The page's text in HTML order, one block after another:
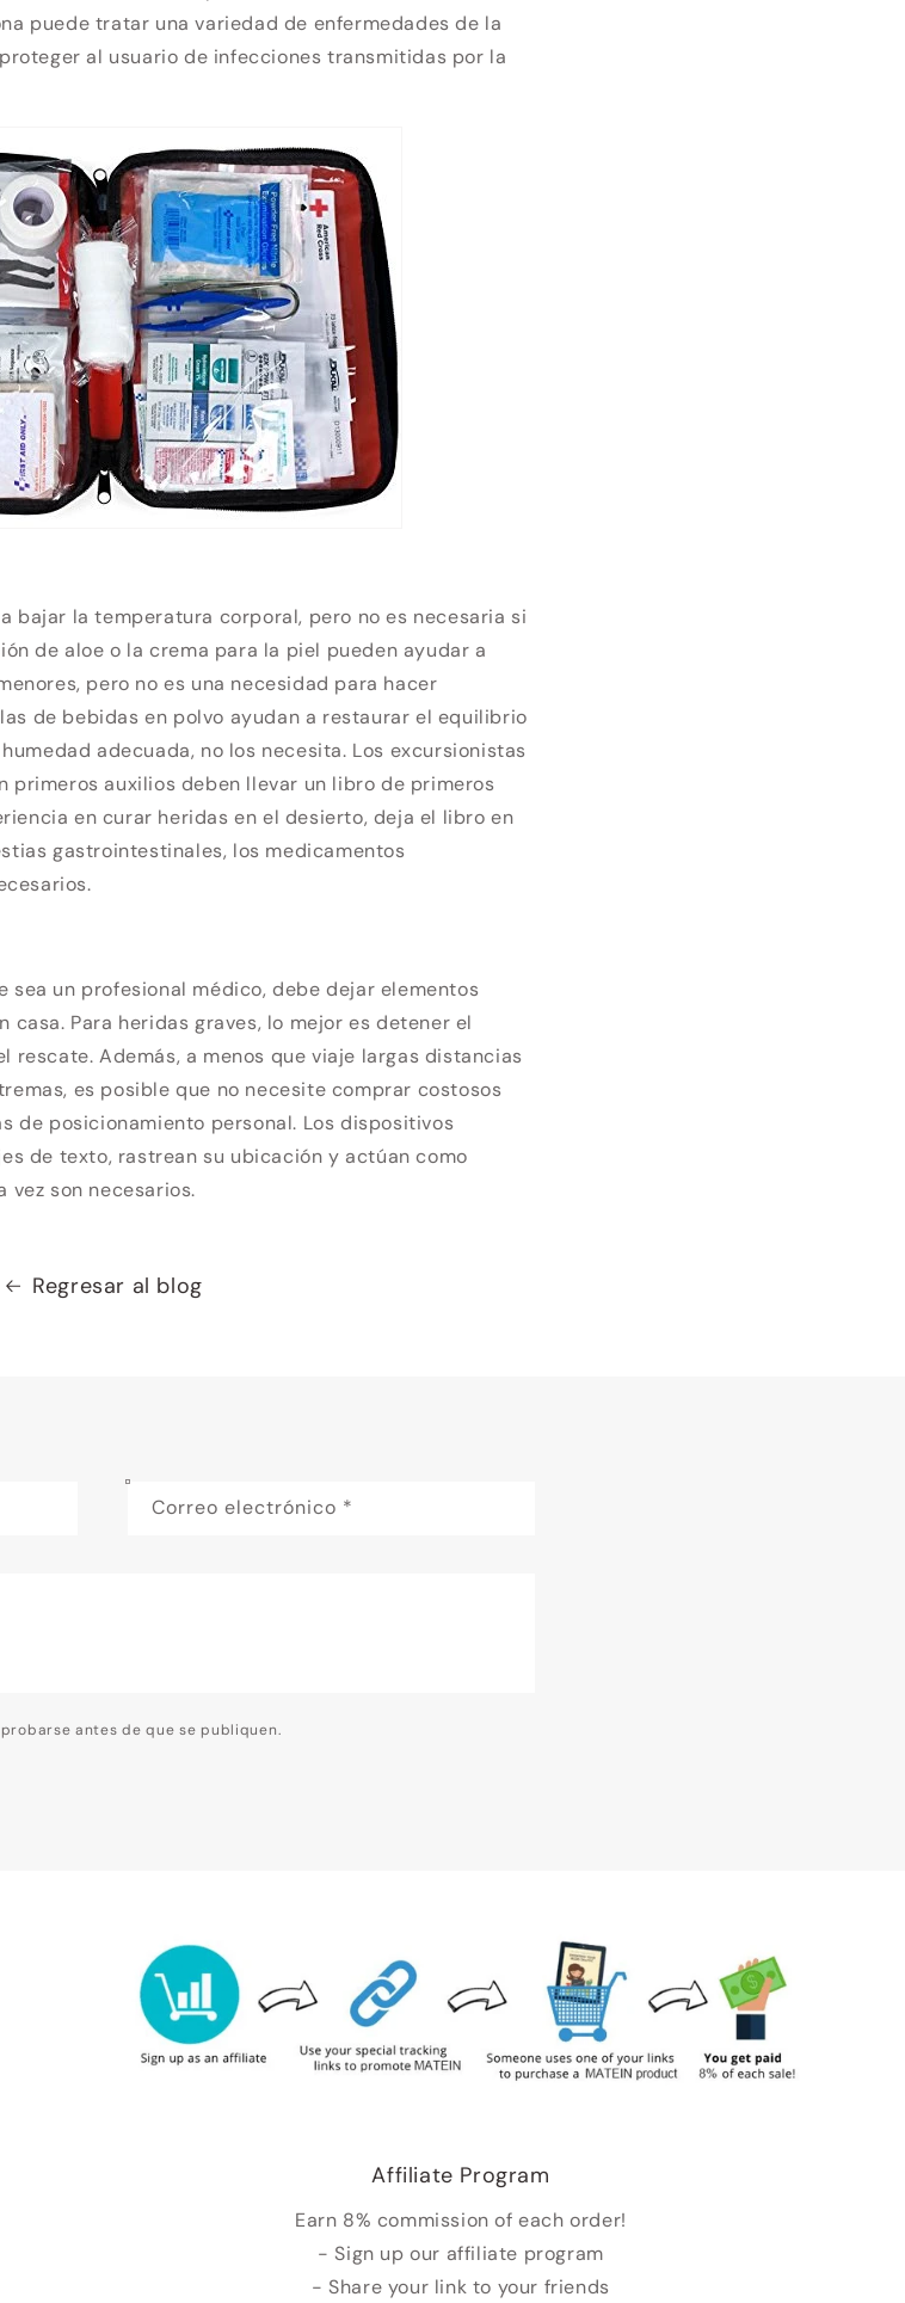
puede tratar una variedad de enfermedades de la
al usuario de infecciones transmitidas por la
bajar la temperatura corporal, pero no es necesaria si
de aloe o la crema para la piel pueden ayudar a
pero no es una necesidad para hacer
de bebidas en polvo ayudan a restaurar el equilibrio
adecuada, no los necesita. Los excursionistas
primeros auxilios deben llevar un libro de primeros
en curar heridas en el desierto, deja el libro en
gastrointestinales, los medicamentos
sea un profesional médico, debe dejar elementos
Para heridas graves, lo mejor es detener el
rescate. Además, a menos que viaje largas distancias
es posible que no necesite comprar costosos
de posicionamiento personal. Los dispositivos
de texto, rastrean su ubicación y actúan como
vez son necesarios.
Regresar al blog
Correo electrónico *
antes de que se publiquen.
Affiliate Program
Earn 8% commission of each order!
- Sign up our affiliate program
- Share your link to your friends